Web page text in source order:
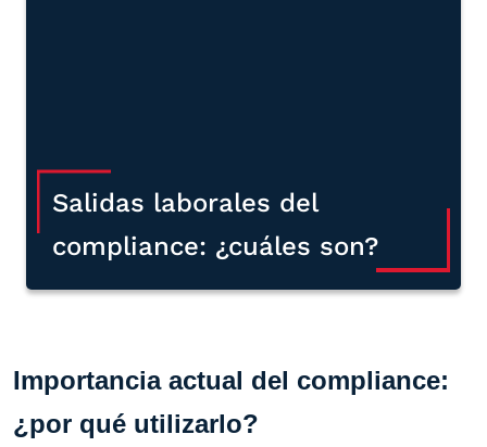
Salidas laborales del
compliance: ¿cuáles son?
Importancia actual del compliance:
¿por qué utilizarlo?